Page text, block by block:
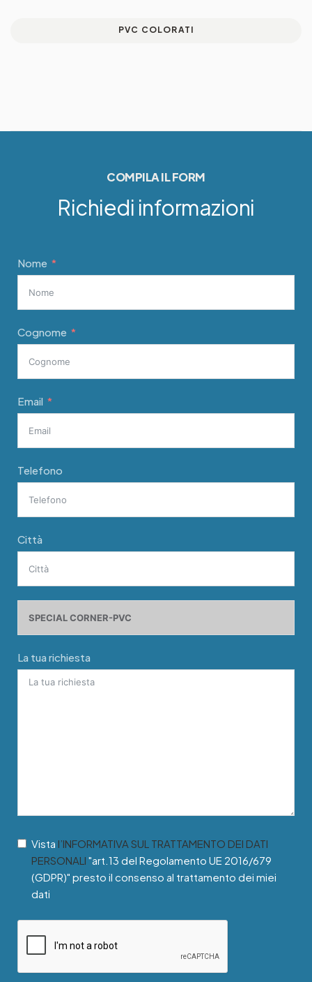
PVC COLORATI
Richiedi informazioni
COMPILA IL FORM
Nome
Cognome
Email
Telefono
Città
La tua richiesta
Vista l’INFORMATIVA SUL TRATTAMENTO DEI DATI
PERSONALI "art.13 del Regolamento UE 2016/679
(GDPR)" presto il consenso al trattamento dei miei
dati